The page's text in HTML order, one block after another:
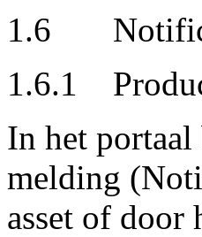
1.6
1.6.1
In het
melding
asset of door